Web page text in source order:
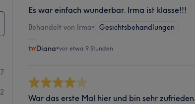
2
Es war einfach wunderbar. Irma ist klasse!!!
Behandelt von Irma• Gesichtsbehandlungen
Diana•vor etwa 9 Stunden
War das erste Mal hier und bin sehr